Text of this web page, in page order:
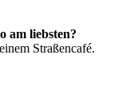
am liebsten?
Straßencafé.